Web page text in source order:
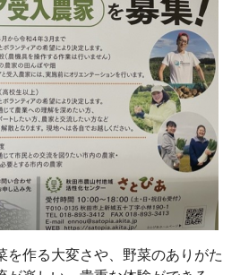
を作る大変さや、野菜のありがた